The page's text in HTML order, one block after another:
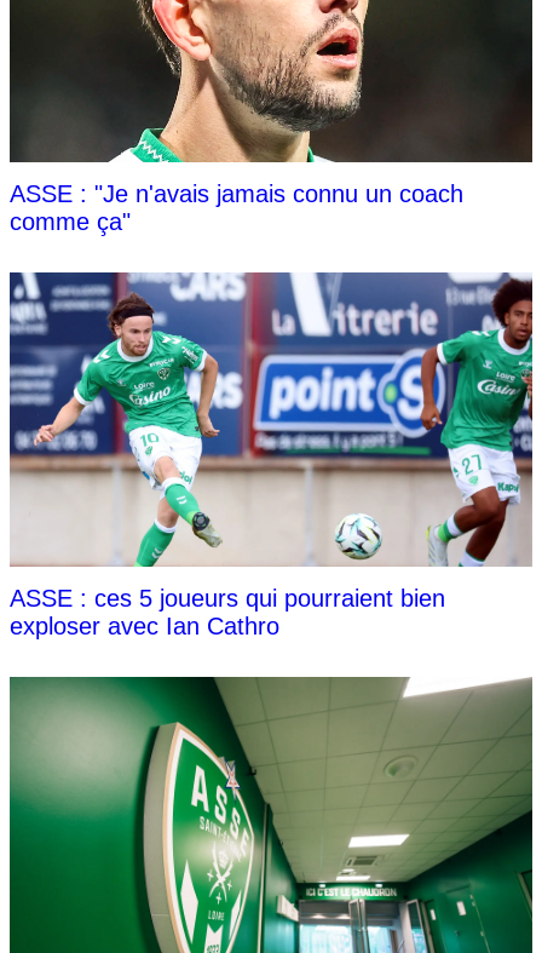
ASSE : "Je n'avais jamais connu un coach
comme ça"
ASSE : ces 5 joueurs qui pourraient bien
exploser avec Ian Cathro